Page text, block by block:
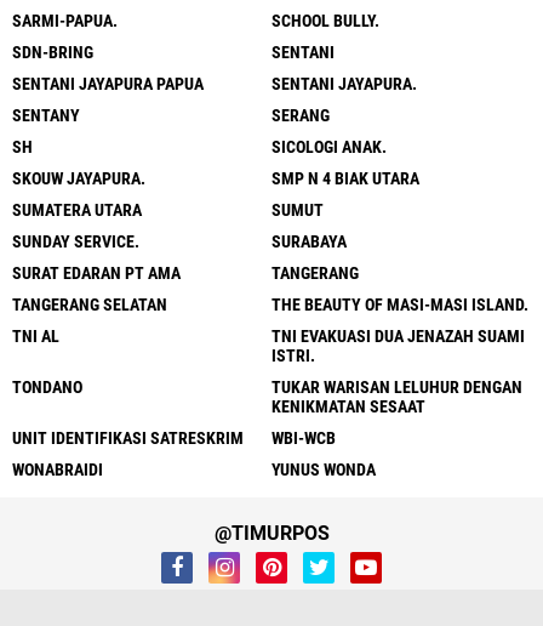
SARMI-PAPUA.
SCHOOL BULLY.
SDN-BRING
SENTANI
SENTANI JAYAPURA PAPUA
SENTANI JAYAPURA.
SENTANY
SERANG
SH
SICOLOGI ANAK.
SKOUW JAYAPURA.
SMP N 4 BIAK UTARA
SUMATERA UTARA
SUMUT
SUNDAY SERVICE.
SURABAYA
SURAT EDARAN PT AMA
TANGERANG
TANGERANG SELATAN
THE BEAUTY OF MASI-MASI ISLAND.
TNI AL
TNI EVAKUASI DUA JENAZAH SUAMI
ISTRI.
TONDANO
TUKAR WARISAN LELUHUR DENGAN
KENIKMATAN SESAAT
UNIT IDENTIFIKASI SATRESKRIM
WBI-WCB
WONABRAIDI
YUNUS WONDA
@TIMURPOS